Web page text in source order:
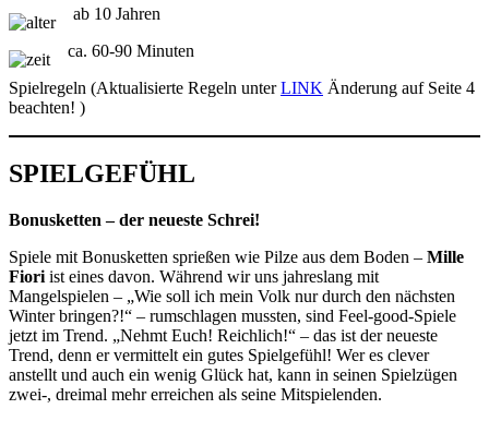
ab 10 Jahren
ca. 60-90 Minuten
Spielregeln (Aktualisierte Regeln unterLINK Änderung auf Seite 4
beachten! )
SPIELGEFÜHL
Bonusketten – der neueste Schrei!
Spiele mit Bonusketten sprießen wie Pilze aus dem Boden – Mille
Fiori ist eines davon. Während wir uns jahreslang mit
Mangelspielen – „Wie soll ich mein Volk nur durch den nächsten
Winter bringen?!“ – rumschlagen mussten, sind Feel-good-Spiele
jetzt im Trend. „Nehmt Euch! Reichlich!“ – das ist der neueste
Trend, denn er vermittelt ein gutes Spielgefühl! Wer es clever
anstellt und auch ein wenig Glück hat, kann in seinen Spielzügen
zwei-, dreimal mehr erreichen als seine Mitspielenden.